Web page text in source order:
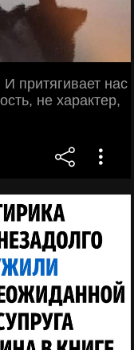
притягивает нас
не характер,